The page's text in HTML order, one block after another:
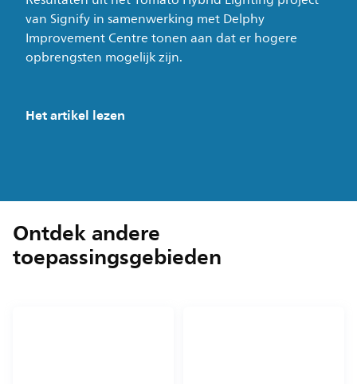
van Signify in samenwerking met Delphy
Improvement Centre tonen aan dat er hogere
opbrengsten mogelijk zijn.
Het artikel lezen
Ontdek andere
toepassingsgebieden